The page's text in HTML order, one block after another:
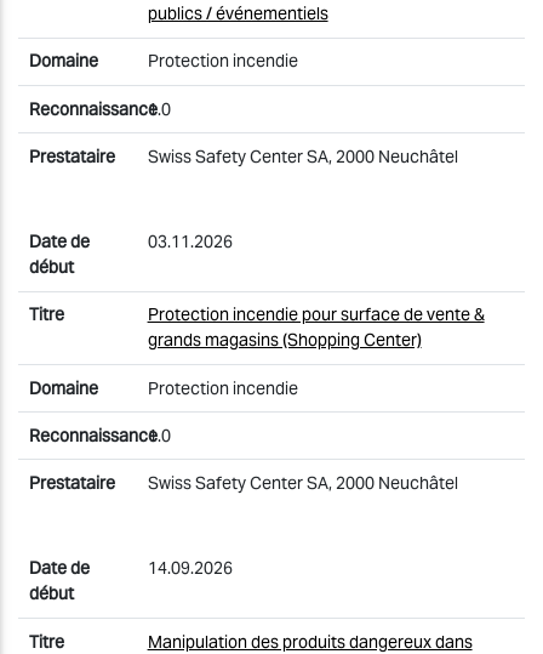
publics / événementiels
Protection incendie
1.0
Swiss Safety Center SA, 2000 Neuchâtel
03.11.2026
Protection incendie pour surface de vente &
grands magasins (Shopping Center)
Protection incendie
1.0
Swiss Safety Center SA, 2000 Neuchâtel
14.09.2026
Manipulation des produits dangereux dans